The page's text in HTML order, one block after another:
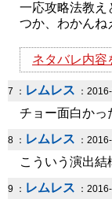
一応攻略法教え
つか、わかんね
ネタバレ内容
7 ： レムレス ：
チョー面白かっ
8 ： レムレス ：
こういう演出結
9 ： レムレス ：